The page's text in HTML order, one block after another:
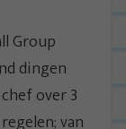
Group
dingen
over 3
van